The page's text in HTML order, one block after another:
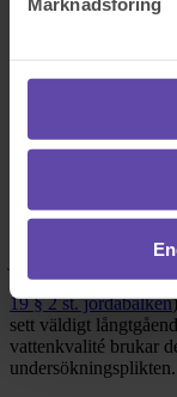
2020-09-08
Hur är förhållandet
säljarens
Köparen har en
vid en sådan
jämförliga fastigheter
som kan göras
19 § 2 st. jordabalken
sett väldigt
vattenkvalité brukar
undersökningsplikten.